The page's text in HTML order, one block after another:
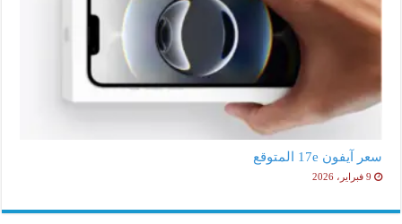
سعر آيفون 17e المتوقع
9 فبراير، 2026